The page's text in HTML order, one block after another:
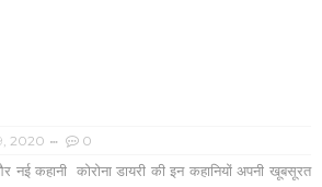
2020 0
नई कहानी कोरोना डायरी की इन कहानियों अपनी खूबसूरत